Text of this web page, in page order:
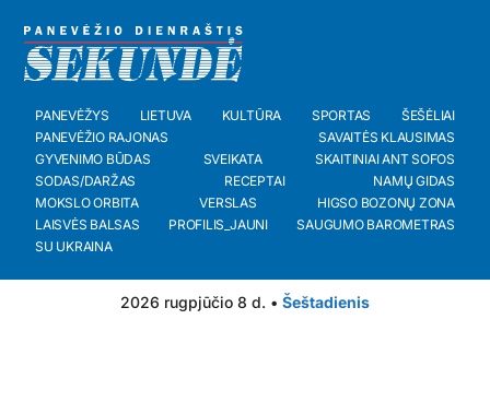
PANEVĖŽYS LIETUVA KULTŪRA SPORTAS
ŠEŠĖLIAI
PANEVĖŽIO RAJONAS
SAVAITĖS KLAUSIMAS
GYVENIMO BŪDAS
SVEIKATA
SKAITINIAI ANT SOFOS
SODAS/DARŽAS
RECEPTAI
NAMŲ GIDAS
MOKSLO ORBITA
VERSLAS
HIGSO BOZONŲ ZONA
LAISVĖS BALSAS
PROFILIS_JAUNI
SAUGUMO BAROMETRAS
SU UKRAINA
2026 rugpjūčio 8 d. • Šeštadienis